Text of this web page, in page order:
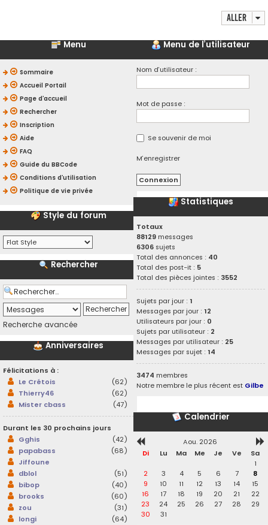
Aller
Menu
Sommaire
Accueil Portail
Page d’accueil
Rechercher
Inscription
Aide
FAQ
Guide du BBCode
Conditions d’utilisation
Politique de vie privée
Style du forum
Rechercher
Recherche avancée
Anniversaires
Félicitations à :
Le Crétois
(62)
Thierry46
(62)
Mister cbass
(47)
Durant les 30 prochains jours
Gghis
(42)
papabass
(68)
Jiffoune
dblol
(51)
bibop
(40)
brooks
(60)
zou
(31)
longi
(64)
Menu de l’utilisateur
Nom d’utilisateur :
Mot de passe :
Se souvenir de moi
M’enregistrer
Statistiques
Totaux
88129 messages
6306 sujets
Total des annonces : 40
Total des post-it : 5
Total des pièces jointes : 3552
Sujets par jour :1
Messages par jour :12
Utilisateurs par jour : 0
Sujets par utilisateur : 2
Messages par utilisateur : 25
Messages par sujet :14
3474 membres
Notre membre le plus récent est Gilbe
Calendrier
Aou. 2026
Di
Lu Ma Me Je Ve
Sa
1
2
3 4 5 6 7
8
9
10 11 12 13 14
15
16
17 18 19 20 21
22
23
24 25 26 27 28
29
30
31